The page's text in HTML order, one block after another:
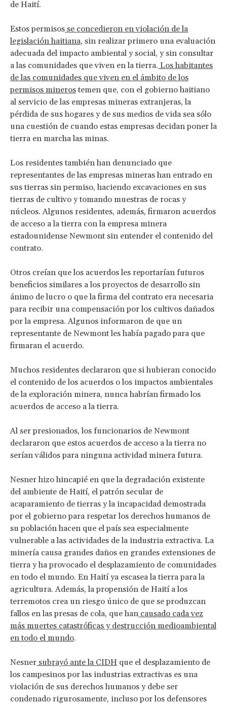
de Haití.
Estos permisos se concedieron en violación de la
legislación haitiana, sin realizar primero una evaluación
adecuada del impacto ambiental y social, y sin consultar
a las comunidades que viven en la tierra. Los habitantes
de las comunidades que viven en el ámbito de los
permisos mineros temen que, con el gobierno haitiano
al servicio de las empresas mineras extranjeras, la
pérdida de sus hogares y de sus medios de vida sea sólo
una cuestión de cuando estas empresas decidan poner la
tierra en marcha las minas.
Los residentes también han denunciado que
representantes de las empresas mineras han entrado en
sus tierras sin permiso, haciendo excavaciones en sus
tierras de cultivo y tomando muestras de rocas y
núcleos. Algunos residentes, además, firmaron acuerdos
de acceso a la tierra con la empresa minera
estadounidense Newmont sin entender el contenido del
contrato.
Otros creían que los acuerdos les reportarían futuros
beneficios similares a los proyectos de desarrollo sin
ánimo de lucro o que la firma del contrato era necesaria
para recibir una compensación por los cultivos dañados
por la empresa. Algunos informaron de que un
representante de Newmont les había pagado para que
firmaran el acuerdo.
Muchos residentes declararon que si hubieran conocido
el contenido de los acuerdos o los impactos ambientales
de la exploración minera, nunca habrían firmado los
acuerdos de acceso a la tierra.
Al ser presionados, los funcionarios de Newmont
declararon que estos acuerdos de acceso a la tierra no
serían válidos para ninguna actividad minera futura.
Nesner hizo hincapié en que la degradación existente
del ambiente de Haití, el patrón secular de
acaparamiento de tierras y la incapacidad demostrada
por el gobierno para respetar los derechos humanos de
su población hacen que el país sea especialmente
vulnerable a las actividades de la industria extractiva. La
minería causa grandes daños en grandes extensiones de
tierra y ha provocado el desplazamiento de comunidades
en todo el mundo. En Haití ya escasea la tierra para la
agricultura. Además, la propensión de Haití a los
terremotos crea un riesgo único de que se produzcan
fallos en las presas de cola, que han causado cada vez
más muertes catastróficas y destrucción medioambiental
en todo el mundo.
Nesner subrayó ante la CIDH que el desplazamiento de
los campesinos por las industrias extractivas es una
violación de sus derechos humanos y debe ser
condenado rigurosamente, incluso por los defensores